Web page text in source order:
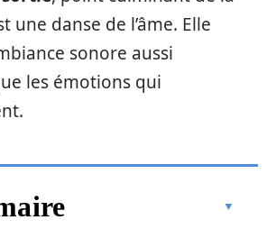
une danse de l’âme. Elle
sonore aussi
les émotions qui